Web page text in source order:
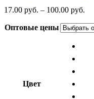
17.00 руб. – 100.00 руб.
Оптовые цены
Цвет